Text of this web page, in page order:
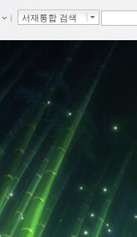
ｌ 서재통합 검색